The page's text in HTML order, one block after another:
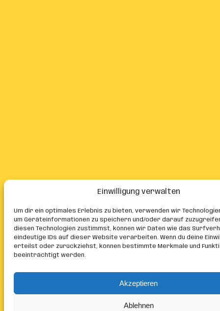
Einwilligung verwalten
Um dir ein optimales Erlebnis zu bieten, verwenden wir
um Geräteinformationen zu speichern und/oder darauf
diesen Technologien zustimmst, können wir Daten wie das
eindeutige IDs auf dieser Website verarbeiten. Wenn du deine
erteilst oder zurückziehst, können bestimmte Merkmale und
beeinträchtigt werden.
Akzeptieren
Ablehnen